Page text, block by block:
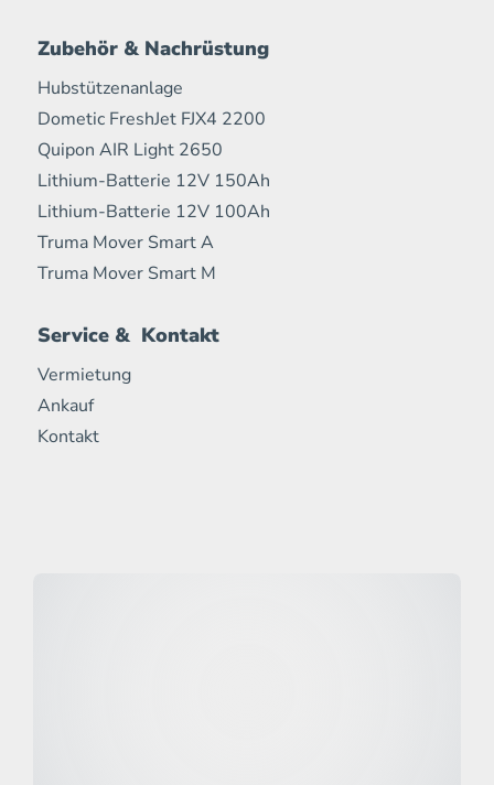
Zubehör & Nachrüstung
Hubstützenanlage
Dometic FreshJet FJX4 2200
Quipon AIR Light 2650
Lithium-Batterie 12V 150Ah
Lithium-Batterie 12V 100Ah
Truma Mover Smart A
Truma Mover Smart M
Service & Kontakt
Vermietung
Ankauf
Kontakt